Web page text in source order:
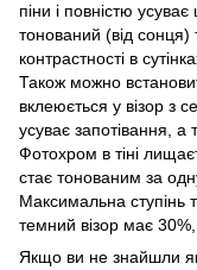
піни і повністю
тонований (від
контрастності в
Також можно
вклеюється у візор з
усуває запотівання, а
Фотохром в тіні
стає тонованим за
Максимальна ступінь
темний візор має
Якщо ви не знайшли